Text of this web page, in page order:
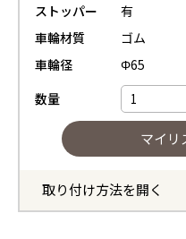
ストッパー
有
車輪材質
ゴム
車輪径
Φ65
数量
取り付け方法を開く